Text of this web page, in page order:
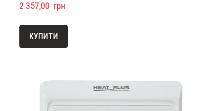
2 357,00  грн
КУПИТИ